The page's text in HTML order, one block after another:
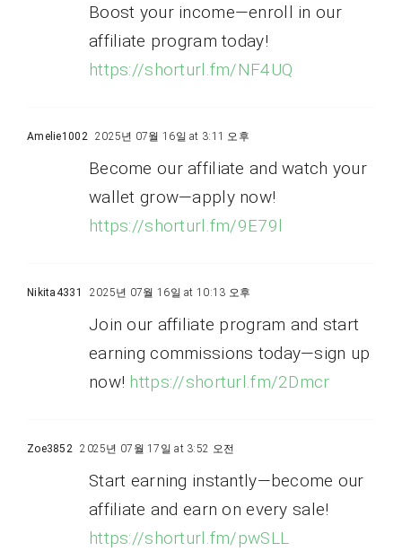
Boost your income—enroll in our
affiliate program today!
https://shorturl.fm/NF4UQ
Amelie1002 2025년 07월 16일 at 3:11 오후
Become our affiliate and watch your
wallet grow—apply now!
https://shorturl.fm/9E79l
Nikita4331 2025년 07월 16일 at 10:13 오후
Join our affiliate program and start
earning commissions today—sign up
now! https://shorturl.fm/2Dmcr
Zoe3852 2025년 07월 17일 at 3:52 오전
Start earning instantly—become our
affiliate and earn on every sale!
https://shorturl.fm/pwSLL